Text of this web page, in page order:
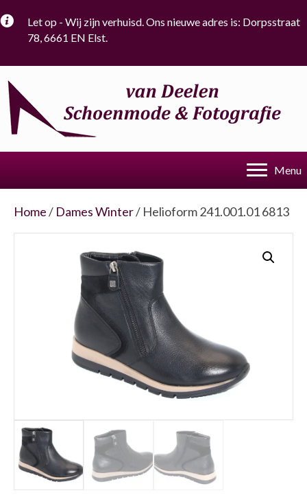
Let op - Wij zijn verhuisd. Ons nieuwe adres is: Dorpsstraat
78, 6661 EN Elst.
Menu
Home/ Dames Winter/ Helioform 241.001.01 6813